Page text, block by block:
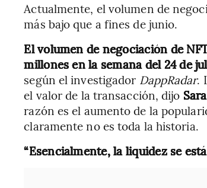
Actualmente, el volumen de
más bajo que a fines de junio.
El volumen de negociación de
millones en la semana del 24 de
según el investigador DappRadar.
el valor de la transacción, dijo
razón es el aumento de la
claramente no es toda la historia.
“Esencialmente, la liquidez se